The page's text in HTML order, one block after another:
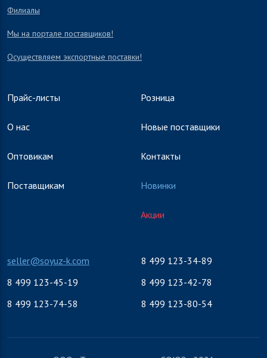
Филиалы
Мы на портале поставщиков!
Осуществляем экспортные поставки!
Прайс-листы
О нас
Оптовикам
Поставщикам
Розница
Новые поставщики
Контакты
Новинки
Акции
seller@soyuz-k.com
8 499 123-34-89
8 499 123-45-19
8 499 123-42-78
8 499 123-74-58
8 499 123-80-54